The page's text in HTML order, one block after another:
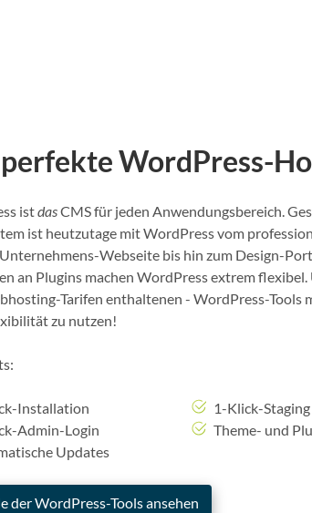
WordPress-
istdasCMS für jeden Anwendungsbereich.
ist heutzutage mit WordPress vom
Webseite bis hin zum Design-
an Plugins machen WordPress extrem flexibel.
Tarifen enthaltenen - WordPress-Tools
zu nutzen!
Installation
1-Klick-Staging
Admin-Login
Theme- und
Updates
der WordPress-Tools ansehen